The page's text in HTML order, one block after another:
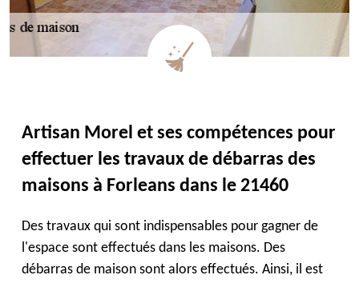
Artisan Morel et ses compétences pour
effectuer les travaux de débarras des
maisons à Forleans dans le 21460
Des travaux qui sont indispensables pour gagner de
l'espace sont effectués dans les maisons. Des
débarras de maison sont alors effectués. Ainsi, il est